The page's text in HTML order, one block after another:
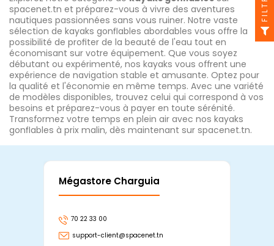
spacenet.tn et préparez-vous à vivre des aventures
nautiques passionnées sans vous ruiner. Notre vaste
sélection de kayaks gonflables abordables vous offre la
possibilité de profiter de la beauté de l'eau tout en
économisant sur votre équipement. Que vous soyez
débutant ou expérimenté, nos kayaks vous offrent une
expérience de navigation stable et amusante. Optez pour
la qualité et l'économie en même temps. Avec une variété
de modèles disponibles, trouvez celui qui correspond à vos
besoins et préparez-vous à payer en toute sérénité.
Transformez votre temps en plein air avec nos kayaks
gonflables à prix malin, dès maintenant sur spacenet.tn.
Mégastore Charguia
70 22 33 00
support-client@spacenet.tn